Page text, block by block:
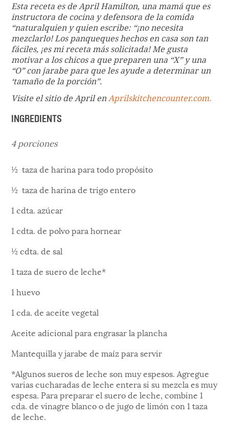
Esta receta es de April Hamilton, una mamá que es
instructora de cocina y defensora de la comida
“naturalquien y quien escribe: “¡no necesita
mezclarlo! Los panqueques hechos en casa son tan
fáciles, ¡es mi receta más solicitada! Me gusta
motivar a los chicos a que preparen una “X” y una
“O” con jarabe para que les ayude a determinar un
‘tamaño de la porción”.
Visite el sitio de April enAprilskitchencounter.com.
INGREDIENTS
4 porciones
½ taza de harina para todo propósito
½ taza de harina de trigo entero
1 cdta. azúcar
1 cdta. de polvo para hornear
½ cdta. de sal
1 taza de suero de leche*
1 huevo
1 cda. de aceite vegetal
Aceite adicional para engrasar la plancha
Mantequilla y jarabe de maíz para servir
*Algunos sueros de leche son muy espesos. Agregue
varias cucharadas de leche entera si su mezcla es muy
espesa. Para preparar el suero de leche, combine 1
cda. de vinagre blanco o de jugo de limón con 1 taza
de leche.